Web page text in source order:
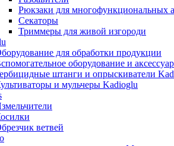
Рюкзаки для многофункциональных
Секаторы
Триммеры для живой изгороди
для обработки продукции
оборудование и
штанги и опрыскиватели
и мульчеры Kadioglu
ветвей